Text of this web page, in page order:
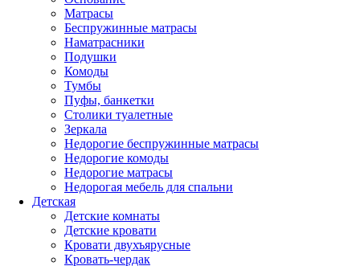
Матрасы
Беспружинные матрасы
Наматрасники
Подушки
Комоды
Тумбы
Пуфы, банкетки
Столики туалетные
Зеркала
Недорогие беспружинные матрасы
Недорогие комоды
Недорогие матрасы
Недорогая мебель для спальни
Детская
Детские комнаты
Детские кровати
Кровати двухъярусные
Кровать-чердак